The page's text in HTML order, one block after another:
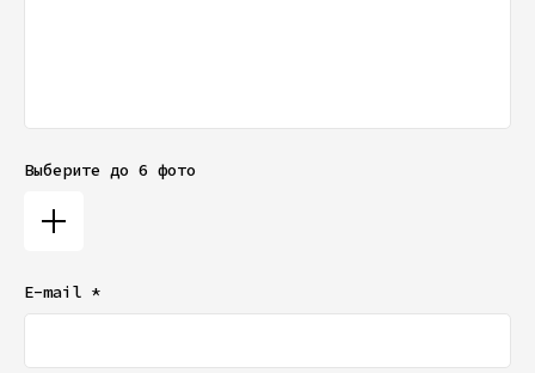
Выберите до 6 фото
E-mail *